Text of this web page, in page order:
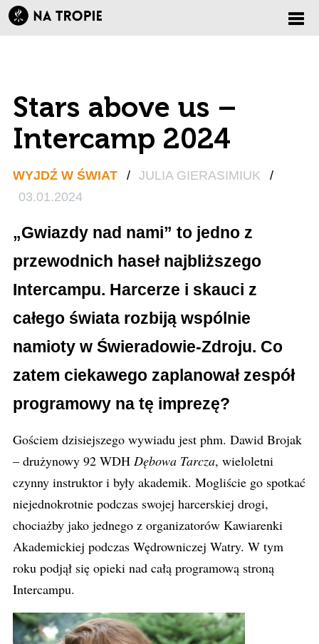
Stars above us –
Intercamp 2024
WYJDŹ W ŚWIAT / JULIA GIERASIMIUK
/
03.01.2024
„Gwiazdy nad nami” to jedno z
przewodnich haseł najbliższego
Intercampu. Harcerze i skauci z
całego świata rozbiją wspólnie
namioty w Świeradowie-Zdroju. Co
zatem ciekawego zaplanował zespół
programowy na tę imprezę?
Gościem dzisiejszego wywiadu jest phm. Dawid Brojak
– drużynowy 92 WDH Dębowa Tarcza, wieloletni
czynny instruktor i były akademik. Mogliście go spotkać
niejednokrotnie podczas swojej harcerskiej drogi,
chociażby jako jednego z organizatorów Kawiarenki
Akademickiej podczas Wędrowniczej Watry. W tym
roku podjął się opieki nad całą programową stroną
Intercampu.